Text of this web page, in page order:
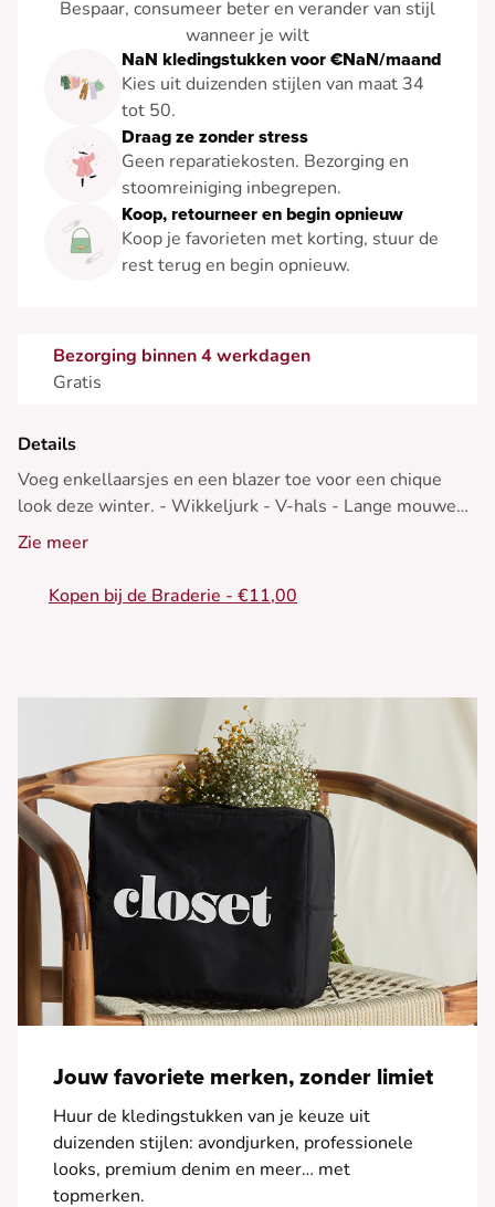
Bespaar, consumeer beter en verander van stijl
wanneer je wilt
NaN kledingstukken voor €NaN/maand
Kies uit duizenden stijlen van maat 34
tot 50.
Draag ze zonder stress
Geen reparatiekosten. Bezorging en
stoomreiniging inbegrepen.
Koop, retourneer en begin opnieuw
Koop je favorieten met korting, stuur de
rest terug en begin opnieuw.
Bezorging binnen 4 werkdagen
Gratis
Details
Voeg enkellaarsjes en een blazer toe voor een chique
look deze winter. - Wikkeljurk - V-hals - Lange mouwen
- Ceintuur - Glanzende stof
Zie meer
Kopen bij de Braderie - €11,00
Jouw favoriete merken, zonder limiet
Huur de kledingstukken van je keuze uit
duizenden stijlen: avondjurken, professionele
looks, premium denim en meer… met
topmerken.